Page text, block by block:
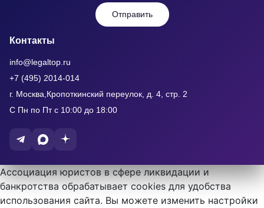
Отправить
Контакты
info@legaltop.ru
+7 (495) 2014-014
г. Москва,Кропоткинский переулок, д. 4, стр. 2
С Пн по Пт с 10:00 до 18:00
Ассоциация юристов в сфере ликвидации и
банкротства обрабатывает cookies для удобства
использования сайта. Вы можете изменить настройки